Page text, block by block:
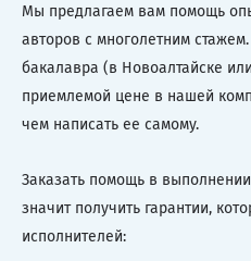
Мы предлагаем вам помощь
авторов с многолетним
бакалавра (в Новоалтайске
приемлемой цене в нашей
чем написать ее самому.
Заказать помощь в
значит получить гарантии,
исполнителей: